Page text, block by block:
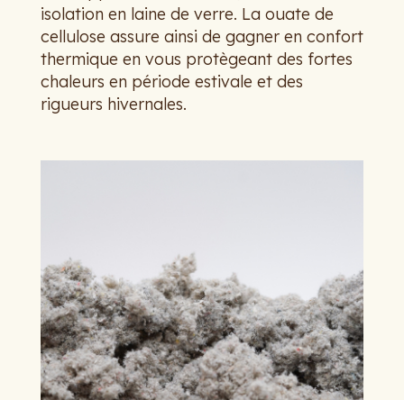
isolation en laine de verre. La ouate de
cellulose assure ainsi de gagner en confort
thermique en vous protègeant des fortes
chaleurs en période estivale et des
rigueurs hivernales.